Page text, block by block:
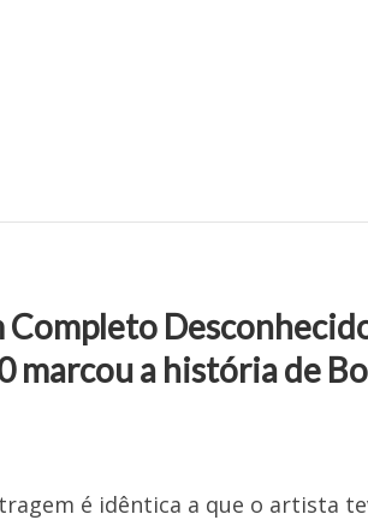
Completo
marcou a história de
é idêntica a que o artista